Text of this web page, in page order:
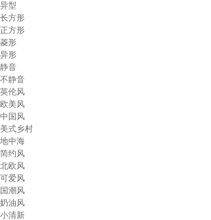
异型
长方形
正方形
菱形
异形
静音
不静音
英伦风
欧美风
中国风
美式乡村
地中海
简约风
北欧风
可爱风
国潮风
奶油风
小清新